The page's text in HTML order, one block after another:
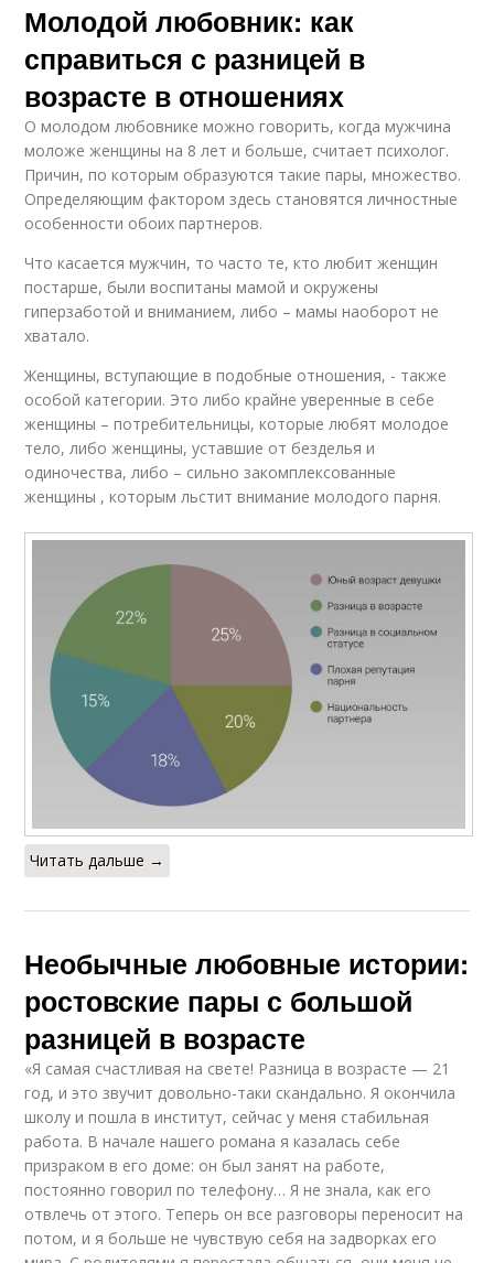
Основная цель
Молодой любовник: как
справиться с разницей в
возрасте в отношениях
О молодом любовнике можно говорить, когда мужчина
моложе женщины на 8 лет и больше, считает психолог.
Причин, по которым образуются такие пары, множество.
Определяющим фактором здесь становятся личностные
особенности обоих партнеров.
Что касается мужчин, то часто те, кто любит женщин
постарше, были воспитаны мамой и окружены
гиперзаботой и вниманием, либо – мамы наоборот не
хватало.
Женщины, вступающие в подобные отношения, - также
особой категории. Это либо крайне уверенные в себе
женщины – потребительницы, которые любят молодое
тело, либо женщины, уставшие от безделья и
одиночества, либо – сильно закомплексованные
женщины , которым льстит внимание молодого парня.
Читать дальше →
Необычные любовные истории:
ростовские пары с большой
разницей в возрасте
«Я самая счастливая на свете! Разница в возрасте — 21
год, и это звучит довольно-таки скандально. Я окончила
школу и пошла в институт, сейчас у меня стабильная
работа. В начале нашего романа я казалась себе
призраком в его доме: он был занят на работе,
постоянно говорил по телефону… Я не знала, как его
отвлечь от этого. Теперь он все разговоры переносит на
потом, и я больше не чувствую себя на задворках его